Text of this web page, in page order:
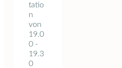
tatio
n
von
19.0
0 -
19.3
0